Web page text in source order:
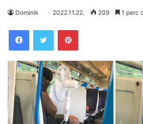
Dominik 2022.11.22. 209 1 perc
Pinterest